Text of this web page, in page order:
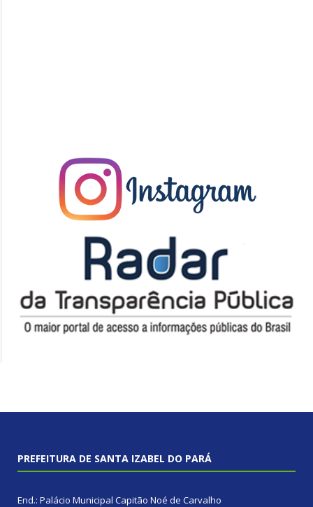
PREFEITURA DE SANTA IZABEL DO PARÁ
End.: Palácio Municipal Capitão Noé de Carvalho